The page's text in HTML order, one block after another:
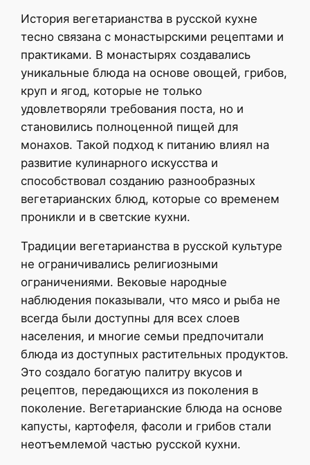
История вегетарианства в русской кухне
тесно связана с монастырскими рецептами и
практиками. В монастырях создавались
уникальные блюда на основе овощей, грибов,
круп и ягод, которые не только
удовлетворяли требования поста, но и
становились полноценной пищей для
монахов. Такой подход к питанию влиял на
развитие кулинарного искусства и
способствовал созданию разнообразных
вегетарианских блюд, которые со временем
проникли и в светские кухни.
Традиции вегетарианства в русской культуре
не ограничивались религиозными
ограничениями. Вековые народные
наблюдения показывали, что мясо и рыба не
всегда были доступны для всех слоев
населения, и многие семьи предпочитали
блюда из доступных растительных продуктов.
Это создало богатую палитру вкусов и
рецептов, передающихся из поколения в
поколение. Вегетарианские блюда на основе
капусты, картофеля, фасоли и грибов стали
неотъемлемой частью русской кухни.